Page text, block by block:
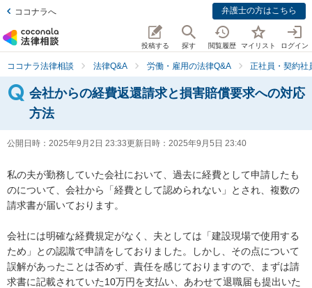
ココナラへ 弁護士の方はこちら
投稿する 探す 閲覧履歴 マイリスト ログイン
ココナラ法律相談 法律Q&A 労働・雇用の法律Q&A 正社員・契約社
会社からの経費返還請求と損害賠償要求への対応
方法
公開日時： 2025年9月2日 23:33更新日時： 2025年9月5日 23:40
私の夫が勤務していた会社において、過去に経費として申請したも
のについて、会社から「経費として認められない」とされ、複数の
請求書が届いております。
会社には明確な経費規定がなく、夫としては「建設現場で使用する
ため」との認識で申請をしておりました。しかし、その点について
誤解があったことは否めず、責任を感じておりますので、まずは請
求書に記載されていた10万円を支払い、あわせて退職届も提出いた